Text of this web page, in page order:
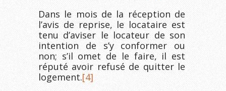
Dans le mois de la réception de
l’avis de reprise, le locataire est
tenu d’aviser le locateur de son
intention de s’y conformer ou
non; s’il omet de le faire, il est
réputé avoir refusé de quitter le
logement.[4]